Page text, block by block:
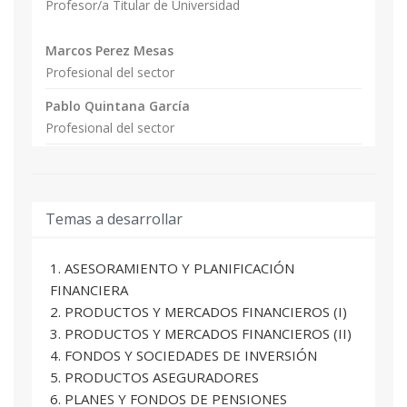
facilitada por el cliente en relación con posibles
haber ocurrido desde que se recopiló la
información pertinente;
e. conocer el funcionamiento de los mercados
financieros y cómo afectan al valor y fijación de
acontecimientos nacionales, regionales y
financieros y en el valor de los productos de
inversión ofrecidos o recomendados a los
clientes;
g. conocer la diferencia entre escenarios de
rendimientos pasados y rendimientos futuros,
así como las limitaciones
de los pronósticos de previsión;
Profesor/a Titular de Universidad
Marcos Perez Mesas
Profesional del sector
Pablo Quintana García
Profesional del sector
Temas a desarrollar
1. ASESORAMIENTO Y PLANIFICACIÓN
FINANCIERA
2. PRODUCTOS Y MERCADOS FINANCIEROS (I)
3. PRODUCTOS Y MERCADOS FINANCIEROS (II)
4. FONDOS Y SOCIEDADES DE INVERSIÓN
5. PRODUCTOS ASEGURADORES
6. PLANES Y FONDOS DE PENSIONES